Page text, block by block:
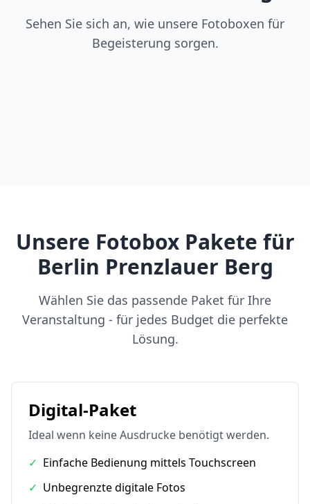
Sehen Sie sich an, wie unsere Fotoboxen für
Begeisterung sorgen.
Unsere Fotobox Pakete für
Berlin Prenzlauer Berg
Wählen Sie das passende Paket für Ihre
Veranstaltung - für jedes Budget die perfekte
Lösung.
Digital-Paket
Ideal wenn keine Ausdrucke benötigt werden.
✓ Einfache Bedienung mittels Touchscreen
✓ Unbegrenzte digitale Fotos